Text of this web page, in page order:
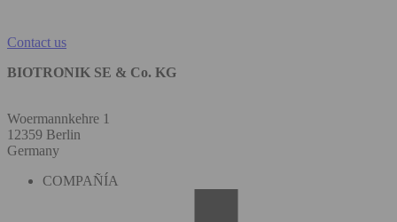
Contact us
BIOTRONIK SE & Co. KG
Woermannkehre 1
12359 Berlin
Germany
COMPAÑÍA